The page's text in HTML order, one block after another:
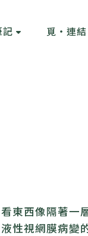
記 覓・連結
看東西像隔著一
液性視網膜病變